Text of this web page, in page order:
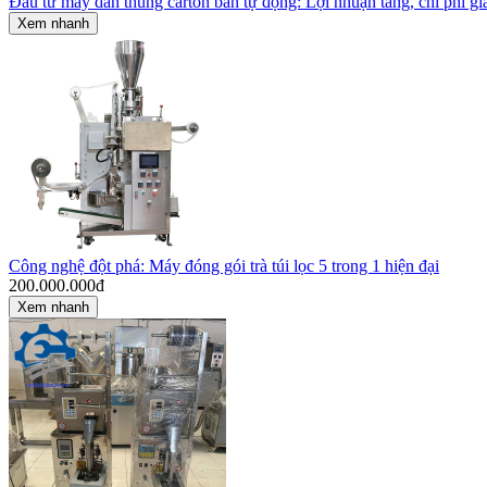
Xem nhanh
Công nghệ đột phá: Máy đóng gói trà túi lọc 5 trong 1 hiện đại
200.000.000đ
Xem nhanh